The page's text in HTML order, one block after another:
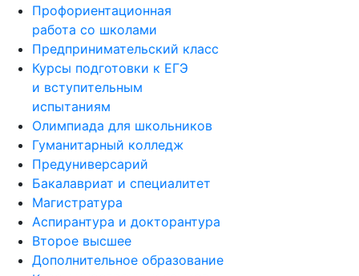
Профориентационная
работа со школами
Предпринимательский класс
Курсы подготовки к ЕГЭ
и вступительным
испытаниям
Олимпиада для школьников
Гуманитарный колледж
Предуниверсарий
Бакалавриат и специалитет
Магистратура
Аспирантура и докторантура
Второе высшее
Дополнительное образование